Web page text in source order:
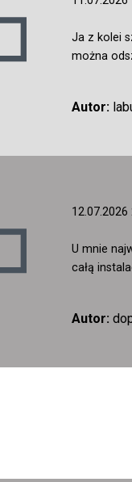
Ja z kolei
można
Autor:
12.07.2026
U mnie
całą
Autor: